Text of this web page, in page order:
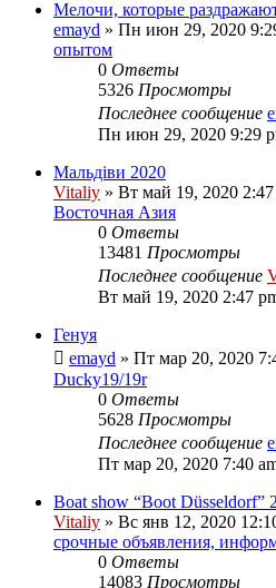
Мелочи, которые
emayd » Пн июн 29, 2020
опытом
0 Ответы
5326 Просмотры
Последнее сообщение
Пн июн 29, 2020 9:29
Мальдіви 2020
Vitaliy » Вт май 19, 2020
Восточная Азия
0 Ответы
13481 Просмотры
Последнее сообщение
Вт май 19, 2020 2:47
Генуя
emayd » Пт мар 20, 2020
Ducky19/19r
0 Ответы
5628 Просмотры
Последнее сообщение
Пт мар 20, 2020 7:40
Boat show “Boot Düsseldorf”
Vitaliy » Вс янв 12, 2020
срочные объявления,
0 Ответы
14083 Просмотры